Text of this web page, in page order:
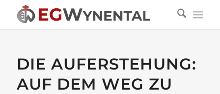
DIE AUFERSTEHUNG:
AUF DEM WEG ZU